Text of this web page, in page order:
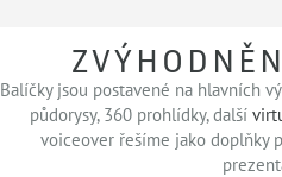
Balíčky jsou postavené na hlavních
půdorysy, 360 prohlídky, další
voiceover řešíme jako doplňky